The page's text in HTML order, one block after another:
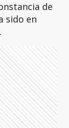
de
sido en